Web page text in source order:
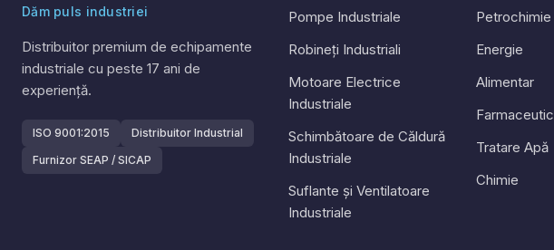
Dăm puls industriei
Distribuitor premium de echipamente
industriale cu peste 17 ani de
experiență.
ISO 9001:2015
Distribuitor Industrial
Furnizor SEAP / SICAP
Pompe Industriale
Robineți Industriali
Motoare Electrice
Industriale
Schimbătoare de Căldură
Industriale
Suflante și Ventilatoare
Industriale
Petrochimie
Energie
Alimentar
Farmaceutic
Tratare Apă
Chimie